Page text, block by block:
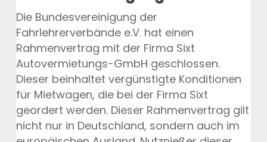
Die Bundesvereinigung der
Fahrlehrerverbände e.V. hat einen
Rahmenvertrag mit der Firma Sixt
Autovermietungs-GmbH geschlossen.
Dieser beinhaltet vergünstigte Konditionen
für Mietwagen, die bei der Firma Sixt
geordert werden. Dieser Rahmenvertrag gilt
nicht nur in Deutschland, sondern auch im